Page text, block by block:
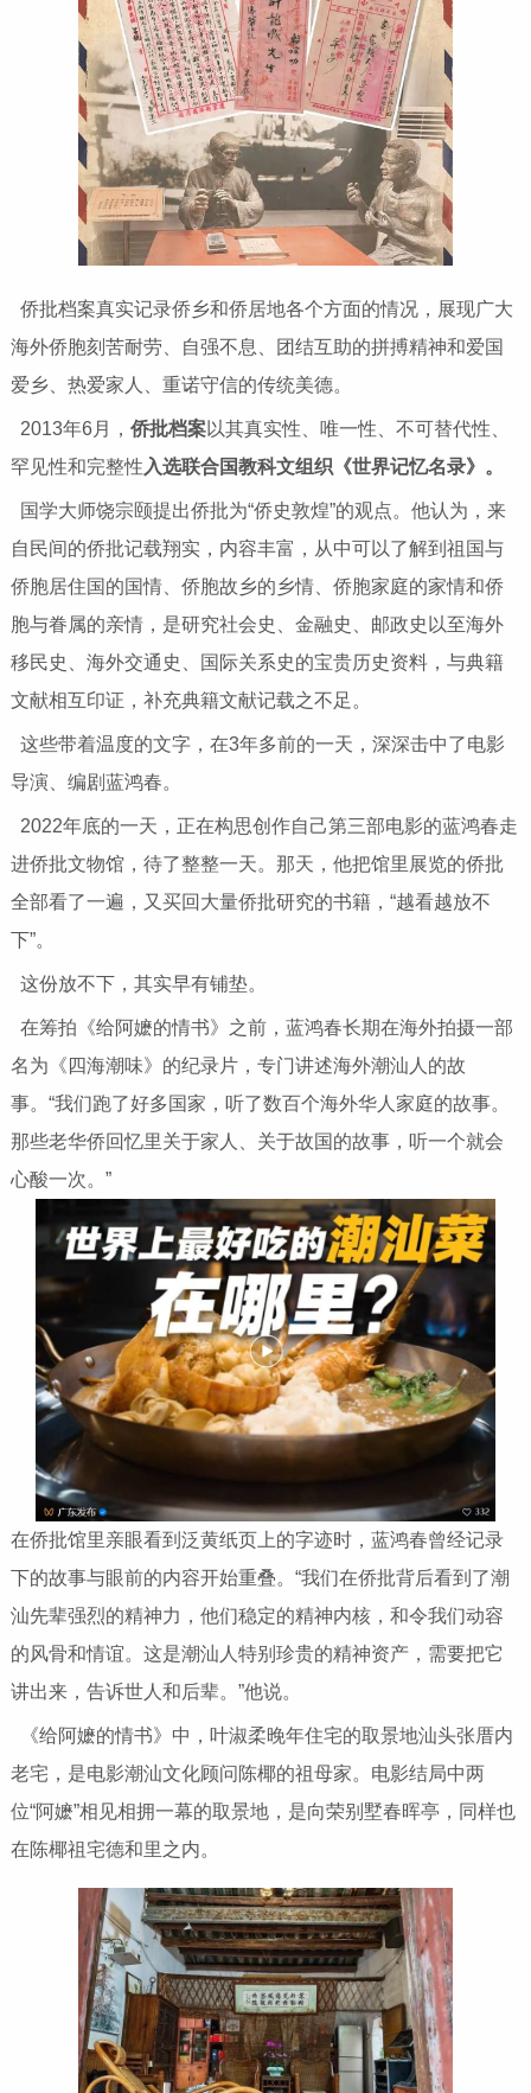
侨批档案真实记录侨乡和侨居地各个方面的情况，展现广大
海外侨胞刻苦耐劳、自强不息、团结互助的拼搏精神和爱国
爱乡、热爱家人、重诺守信的传统美德。
2013年6月， 侨批档案以其真实性、唯一性、不可替代性、
罕见性和完整性 入选联合国教科文组织《世界记忆名录》。
国学大师饶宗颐提出侨批为“侨史敦煌”的观点。他认为，来
自民间的侨批记载翔实，内容丰富，从中可以了解到祖国与
侨胞居住国的国情、侨胞故乡的乡情、侨胞家庭的家情和侨
胞与眷属的亲情，是研究社会史、金融史、邮政史以至海外
移民史、海外交通史、国际关系史的宝贵历史资料，与典籍
文献相互印证，补充典籍文献记载之不足。
这些带着温度的文字，在3年多前的一天，深深击中了电影
导演、编剧蓝鸿春。
2022年底的一天，正在构思创作自己第三部电影的蓝鸿春走
进侨批文物馆，待了整整一天。那天，他把馆里展览的侨批
全部看了一遍，又买回大量侨批研究的书籍，“越看越放不
下”。
这份放不下，其实早有铺垫。
在筹拍《给阿嬷的情书》之前，蓝鸿春长期在海外拍摄一部
名为《四海潮味》的纪录片，专门讲述海外潮汕人的故
事。“我们跑了好多国家，听了数百个海外华人家庭的故事。
那些老华侨回忆里关于家人、关于故国的故事，听一个就会
心酸一次。”
在侨批馆里亲眼看到泛黄纸页上的字迹时，蓝鸿春曾经记录
下的故事与眼前的内容开始重叠。“我们在侨批背后看到了潮
汕先辈强烈的精神力，他们稳定的精神内核，和令我们动容
的风骨和情谊。这是潮汕人特别珍贵的精神资产，需要把它
讲出来，告诉世人和后辈。”他说。
《给阿嬷的情书》中，叶淑柔晚年住宅的取景地汕头张厝内
老宅，是电影潮汕文化顾问陈椰的祖母家。电影结局中两
位“阿嬷”相见相拥一幕的取景地，是向荣别墅春晖亭，同样也
在陈椰祖宅德和里之内。